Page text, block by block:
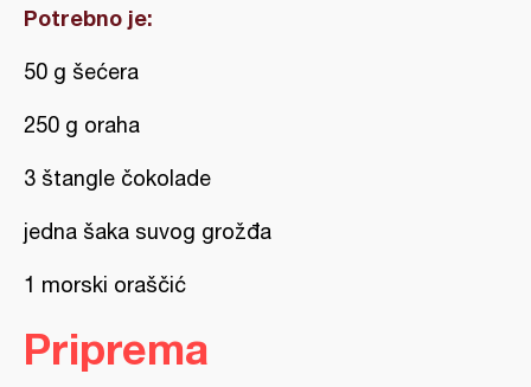
Potrebno je:
50 g šećera
250 g oraha
3 štangle čokolade
jedna šaka suvog grožđa
1 morski oraščić
Priprema